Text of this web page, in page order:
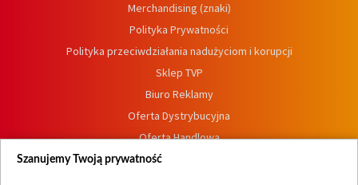
Merchandising (znaki)
Polityka Prywatności
Polityka przeciwdziałania nadużyciom i korupcji
Sklep TVP
Biuro Reklamy
Oferta Dystrybucyjna
Oferta Handlowa
Dostępność
Szanujemy Twoją prywatność